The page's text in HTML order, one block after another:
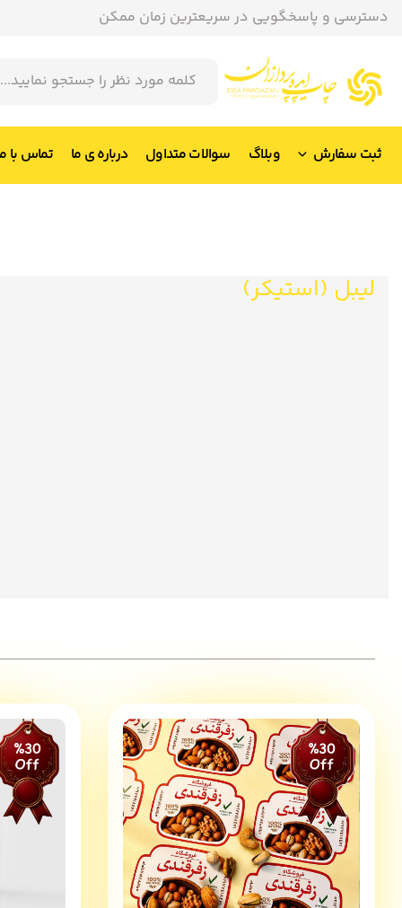
دسترسی و پاسخگویی در سریعترین زمان ممکن
ثبت سفارش وبلاگ سوالات متداول درباره ی ما تماس با
لیبل (استیکر)